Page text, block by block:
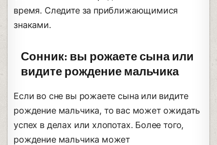
время. Следите за приближающимися
знаками.
Сонник: вы рожаете сына или
видите рождение мальчика
Если во сне вы рожаете сына или видите
рождение мальчика, то вас может ожидать
успех в делах или хлопотах. Более того,
рождение мальчика может